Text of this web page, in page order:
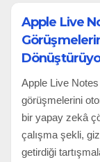
Apple Live
Apple Live
görüşmelerini
bir yapay zekâ
çalışma şekli,
getirdiği